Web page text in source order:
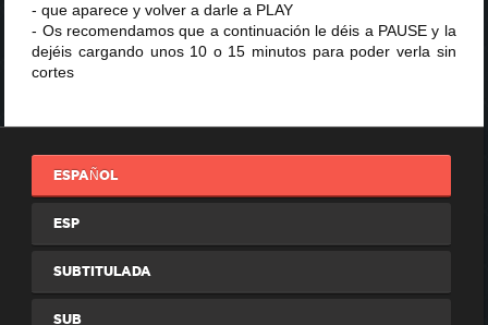
- que aparece y volver a darle a PLAY
- Os recomendamos que a continuación le déis a PAUSE y la
dejéis cargando unos 10 o 15 minutos para poder verla sin
cortes
ESPAÑOL
ESP
SUBTITULADA
SUB